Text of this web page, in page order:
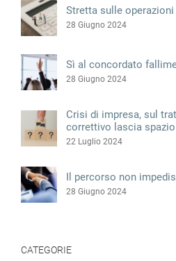
Stretta sulle
28 Giugno 2024
Sì al concordato
28 Giugno 2024
Crisi di impresa, sul
correttivo lascia spazio
22 Luglio 2024
Il percorso non
28 Giugno 2024
CATEGORIE